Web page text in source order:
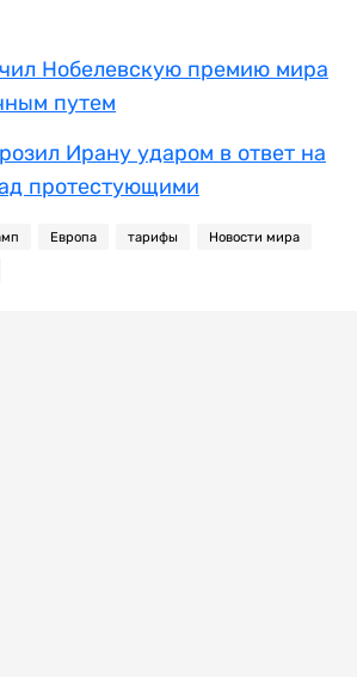
Нобелевскую премию мира
путем
Ирану ударом в ответ на
протестующими
Европа тарифы Новости мира